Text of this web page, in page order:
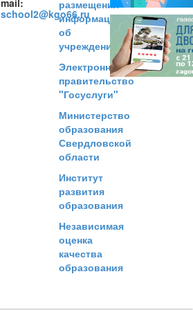
mail:
school2@kgo66.ru
размещения
информации
об
учреждениях
Электронное
правительство
"Госуслуги"
Министерство
образования
Свердловской
области
Институт
развития
образования
Независимая
оценка
качества
образования